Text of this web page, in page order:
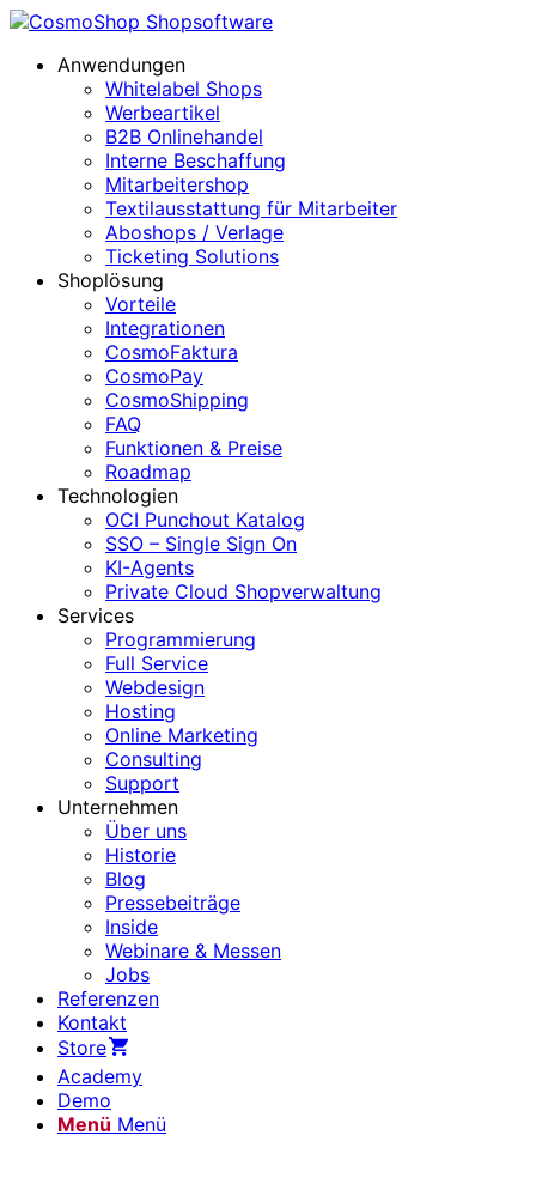
Anwendungen
Whitelabel Shops
Werbeartikel
B2B Onlinehandel
Interne Beschaffung
Mitarbeitershop
Textilausstattung für Mitarbeiter
Aboshops / Verlage
Ticketing Solutions
Shoplösung
Vorteile
Integrationen
CosmoFaktura
CosmoPay
CosmoShipping
FAQ
Funktionen & Preise
Roadmap
Technologien
OCI Punchout Katalog
SSO – Single Sign On
KI-Agents
Private Cloud Shopverwaltung
Services
Programmierung
Full Service
Webdesign
Hosting
Online Marketing
Consulting
Support
Unternehmen
Über uns
Historie
Blog
Pressebeiträge
Inside
Webinare & Messen
Jobs
Referenzen
Kontakt
Store
Academy
Demo
Menü Menü